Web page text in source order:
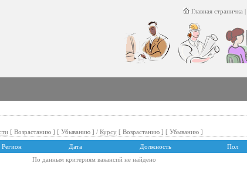
Главная страничка |
[ Возрастанию ] [ Убыванию ] / Курсу [ Возрастанию ] [ Убыванию ]
Регион Дата Должность Пол
По данным критериям вакансий не найдено